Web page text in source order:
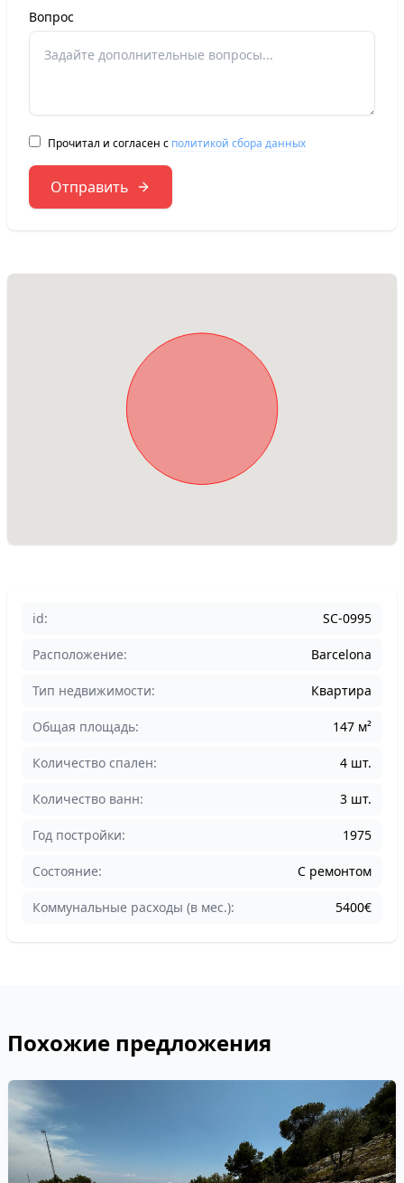
Вопрос
Прочитал и согласен с политикой сбора данных
Отправить
id: SC-0995
Расположение: Barcelona
Тип недвижимости: Квартира
Общая площадь: 147 м²
Количество спален: 4 шт.
Количество ванн: 3 шт.
Год постройки: 1975
Состояние: С ремонтом
Коммунальные расходы (в мес.): 5400€
Похожие предложения